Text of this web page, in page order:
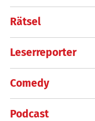
Rätsel
Leserreporter
Comedy
Podcast